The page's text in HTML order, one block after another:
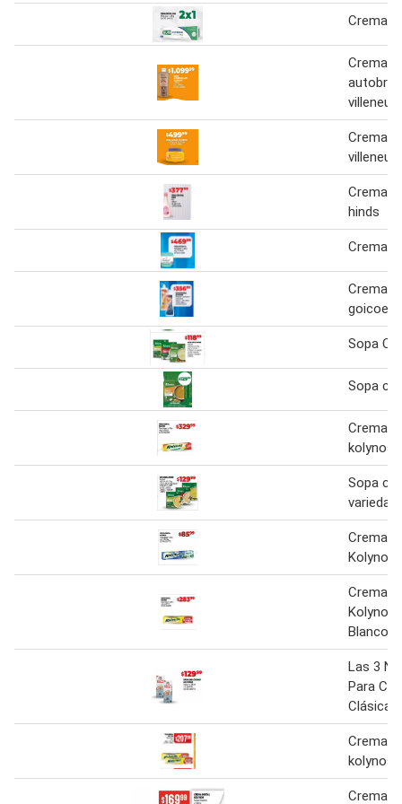
Crema
Crema
Crema
Crema
hinds
Crema
Crema
Sopa
Sopa
Crema
kolynos
Sopa
variedad
Crema
Kolynos
Crema
Kolynos
Blanco
Las 3
Para
Clásica
Crema
kolynos
Crema